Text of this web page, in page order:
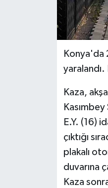
Konya'da
Kaza,
E.Y. (16)
çıktığı
plakalı
duvarına
Kaza